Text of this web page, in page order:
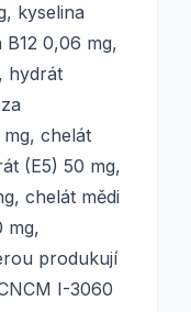
kyselina
B12 0,06 mg,
hydrát
chelát
(E5) 50 mg,
chelát mědi
mg,
produkují
I-3060